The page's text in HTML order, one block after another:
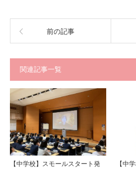
前の記事
関連記事一覧
【中学校】スモールスタート発
【中